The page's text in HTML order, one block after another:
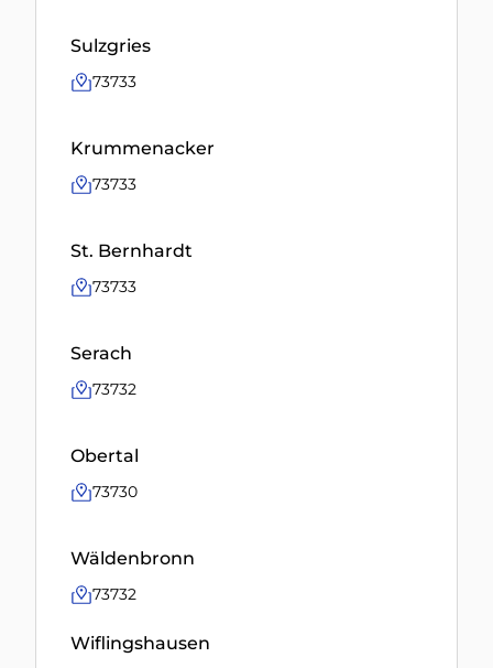
Sulzgries
73733
Krummenacker
73733
St. Bernhardt
73733
Serach
73732
Obertal
73730
Wäldenbronn
73732
Wiflingshausen